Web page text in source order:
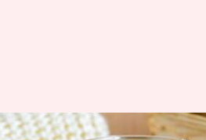
स्वस्थ त्वचा के लिए